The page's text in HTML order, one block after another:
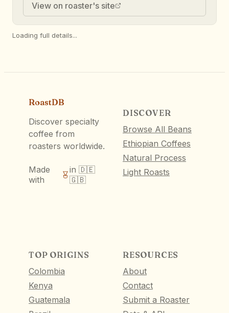
View on roaster's site
Loading full details...
RoastDB
Discover specialty
coffee from
roasters worldwide.
Made
with
in 🇩🇪
🇬🇧
DISCOVER
Browse All Beans
Ethiopian Coffees
Natural Process
Light Roasts
TOP ORIGINS
Colombia
Kenya
Guatemala
RESOURCES
About
Contact
Submit a Roaster